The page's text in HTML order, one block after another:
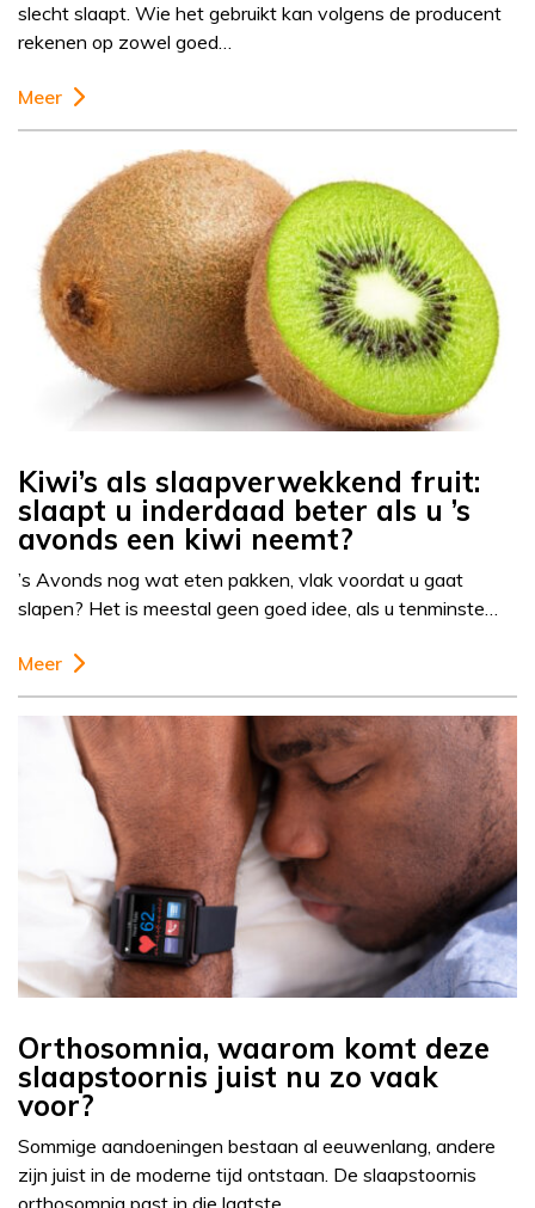
slecht slaapt. Wie het gebruikt kan volgens de producent
rekenen op zowel goed…
Meer
Kiwi’s als slaapverwekkend fruit:
slaapt u inderdaad beter als u ’s
avonds een kiwi neemt?
’s Avonds nog wat eten pakken, vlak voordat u gaat
slapen? Het is meestal geen goed idee, als u tenminste…
Meer
Orthosomnia, waarom komt deze
slaapstoornis juist nu zo vaak
voor?
Sommige aandoeningen bestaan al eeuwenlang, andere
zijn juist in de moderne tijd ontstaan. De slaapstoornis